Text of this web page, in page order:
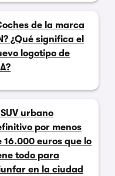
de la marca
¿Qué significa el
logotipo de
SUV urbano
por menos
16.000 euros que lo
todo para
en la ciudad